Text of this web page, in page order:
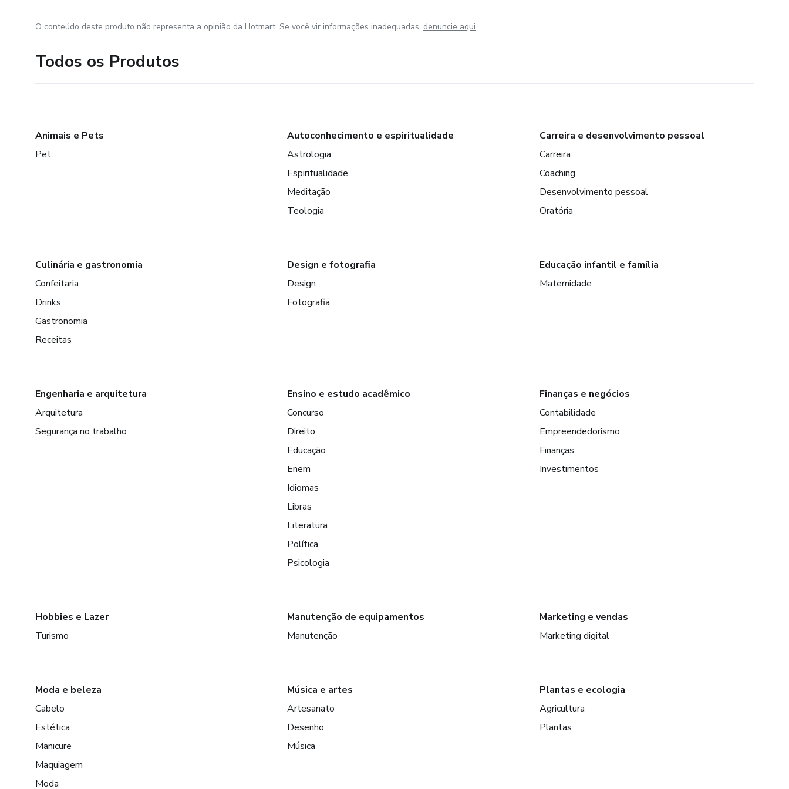
O conteúdo deste produto não representa a opinião da Hotmart. Se você vir informações inadequadas, denuncie aqui
Todos os Produtos
Animais e Pets
Pet
Autoconhecimento e espiritualidade
Astrologia
Espiritualidade
Meditação
Teologia
Carreira e desenvolvimento pessoal
Carreira
Coaching
Desenvolvimento pessoal
Oratória
Culinária e gastronomia
Confeitaria
Drinks
Gastronomia
Receitas
Design e fotografia
Design
Fotografia
Educação infantil e família
Maternidade
Engenharia e arquitetura
Arquitetura
Segurança no trabalho
Ensino e estudo acadêmico
Concurso
Direito
Educação
Enem
Idiomas
Libras
Literatura
Política
Psicologia
Finanças e negócios
Contabilidade
Empreendedorismo
Finanças
Investimentos
Hobbies e Lazer
Turismo
Manutenção de equipamentos
Manutenção
Marketing e vendas
Marketing digital
Moda e beleza
Cabelo
Estética
Manicure
Maquiagem
Moda
Música e artes
Artesanato
Desenho
Música
Plantas e ecologia
Agricultura
Plantas